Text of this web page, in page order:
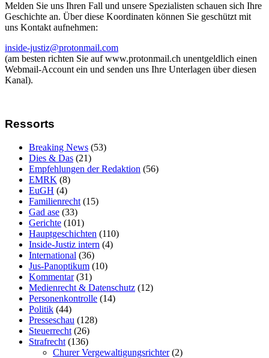
Melden Sie uns Ihren Fall und unsere Spezialisten schauen sich Ihre
Geschichte an. Über diese Koordinaten können Sie geschützt mit
uns Kontakt aufnehmen:
inside-justiz@protonmail.com
(am besten richten Sie auf www.protonmail.ch unentgeldlich einen
Webmail-Account ein und senden uns Ihre Unterlagen über diesen
Kanal).
Ressorts
Breaking News (53)
Dies & Das (21)
Empfehlungen der Redaktion (56)
EMRK (8)
EuGH (4)
Familienrecht (15)
Gad ase (33)
Gerichte (101)
Hauptgeschichten (110)
Inside-Justiz intern (4)
International (36)
Jus-Panoptikum (10)
Kommentar(31)
Medienrecht & Datenschutz (12)
Personenkontrolle (14)
Politik (44)
Presseschau (128)
Steuerrecht (26)
Strafrecht (136)
Churer Vergewaltigungsrichter(2)